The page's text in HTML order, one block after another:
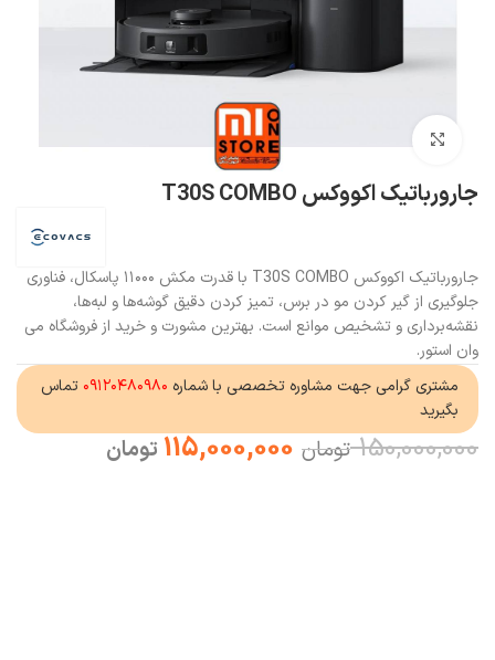
بزرگنمایی تصویر
جارورباتیک اکووکس T30S COMBO
جارورباتیک اکووکس T30S COMBO با قدرت مکش ۱۱۰۰۰ پاسکال، فناوری
جلوگیری از گیر کردن مو در برس، تمیز کردن دقیق گوشه‌ها و لبه‌ها،
نقشه‌برداری و تشخیص موانع است. بهترین مشورت و خرید از فروشگاه می
وان استور.
مشتری گرامی جهت مشاوره تخصصی با شماره ۰۹۱۲۰۴۸۰۹۸۰ تماس
بگیرید
150,000,000 تومان 115,000,000 تومان